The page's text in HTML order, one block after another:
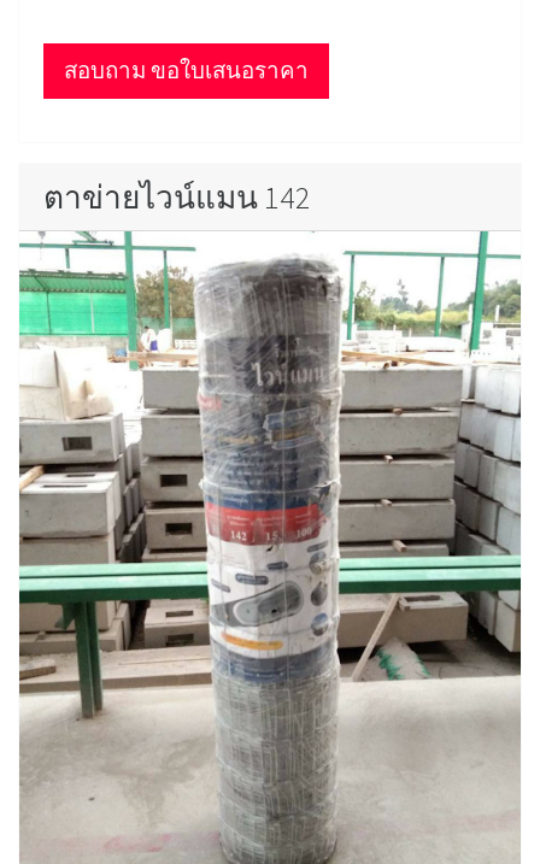
สอบถาม ขอใบเสนอราคา
ตาข่ายไวน์แมน 142